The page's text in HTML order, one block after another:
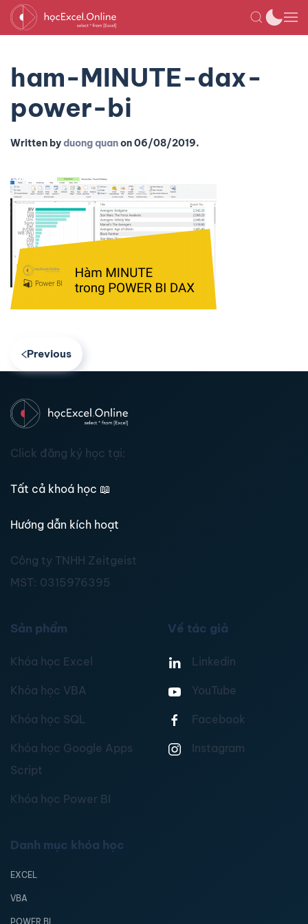
ham-MINUTE-dax-
power-bi
Written byduong quanon06/08/2019.
Previous
Click đăng ký học tại:
Tất cả khoá học 📖
Hướng dẫn kích hoạt
Công ty TNHH Zeitgeist
MST: 0315976395
Sản phẩm
Khóa học Excel
Khóa học VBA
Khóa học SQL
Khóa học Google Apps
Script
Khóa học Power BI
Về tác giả
Linkedin
YouTube
Facebook
Instagram
Danh mục khóa học
EXCEL
VBA
POWER BI